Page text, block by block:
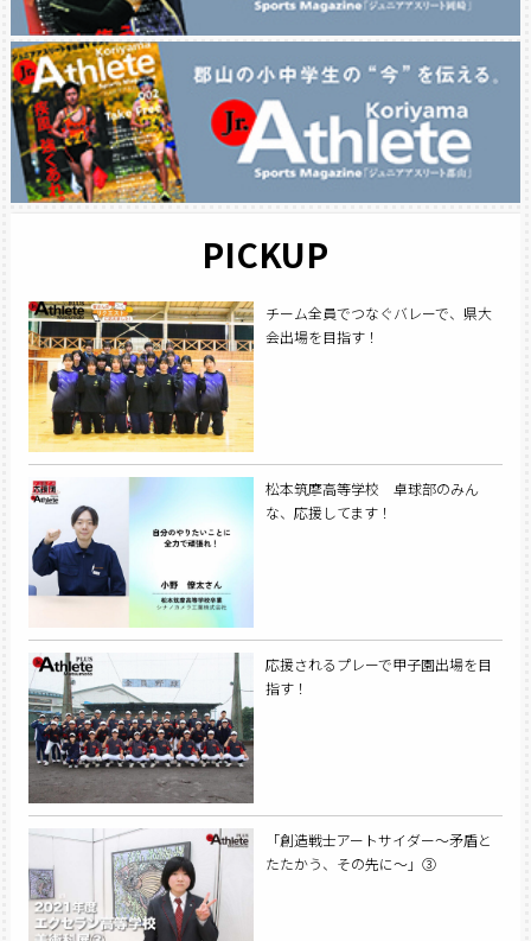
PICKUP
チーム全員でつなぐバレーで、県大
会出場を目指す！
松本筑摩高等学校 卓球部のみん
な、応援してます！
応援されるプレーで甲子園出場を目
指す！
「創造戦士アートサイダー～矛盾と
たたかう、その先に～」③